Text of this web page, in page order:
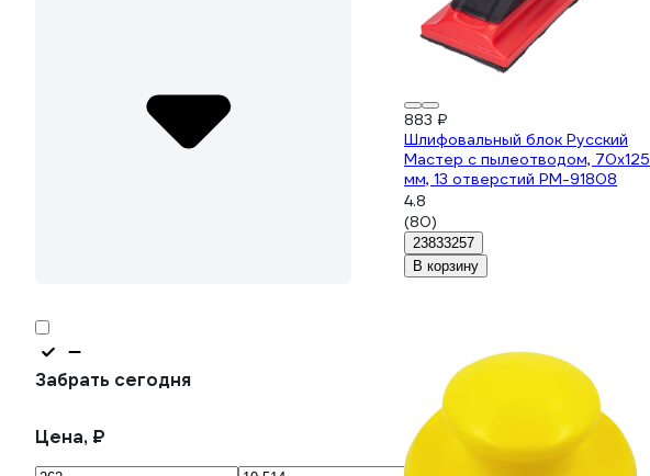
Забрать сегодня
Цена, ₽
883 ₽
Шлифовальный блок Русский
Мастер с пылеотводом, 70х125
мм, 13 отверстий РМ-91808
4.8
(80)
23833257
В корзину